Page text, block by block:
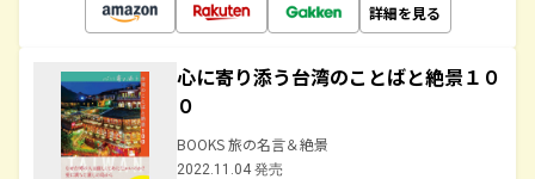
詳細を見る
心に寄り添う台湾のことばと絶景１０
０
BOOKS 旅の名言＆絶景
2022.11.04 発売